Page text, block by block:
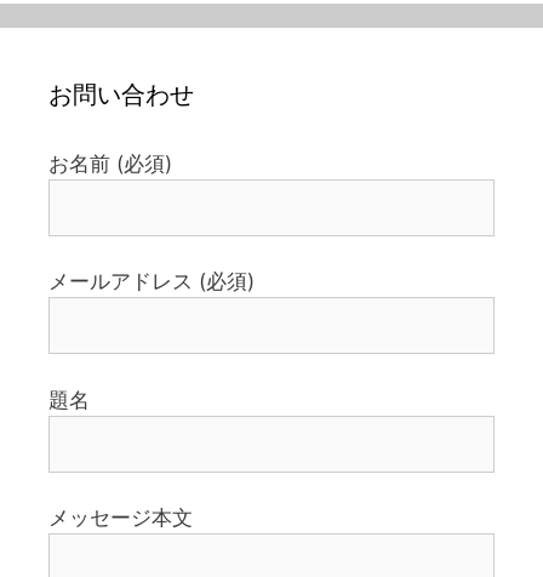
お問い合わせ
お名前 (必須)
メールアドレス (必須)
題名
メッセージ本文